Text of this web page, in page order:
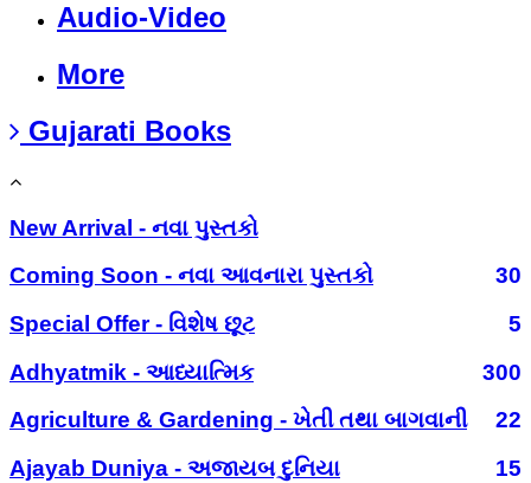
Audio-Video
More
Gujarati Books
New Arrival - નવા પુસ્તકો
Coming Soon - નવા આવનારા પુસ્તકો
30
Special Offer - વિશેષ છૂટ
5
Adhyatmik - આધ્યાત્મિક
300
Agriculture & Gardening - ખેતી તથા બાગવાની
22
Ajayab Duniya - અજાયબ દુનિયા
15